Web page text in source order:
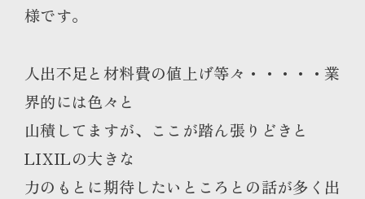
様です。
人出不足と材料費の値上げ等々・・・・・業
界的には色々と
山積してますが、ここが踏ん張りどきと
LIXILの大きな
力のもとに期待したいところとの話が多く出